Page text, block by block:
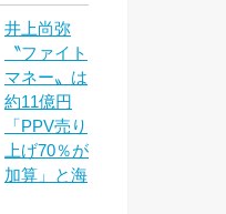
井上尚弥
〝ファイト
マネー〟は
約11億円
「PPV売り
上げ70％が
加算」と海